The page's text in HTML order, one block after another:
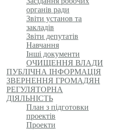
органів ради
Звіти установ та
закладів
Звіти депутатів
Навчання
Інші документи
ОЧИЩЕННЯ ВЛАДИ
ПУБЛІЧНА ІНФОРМАЦІЯ
ЗВЕРНЕННЯ ГРОМАДЯН
РЕГУЛЯТОРНА
ДІЯЛЬНІСТЬ
План з підготовки
проектів
Проекти